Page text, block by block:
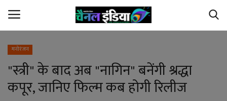
Home
Contact Us
मनोरंजन
"स्त्री" के बाद अब "नागिन" बनेंगी श्रद्धा
कपूर, जानिए फिल्म कब होगी रिलीज